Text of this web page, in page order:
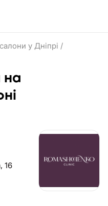
у Дніпрі /
на
16